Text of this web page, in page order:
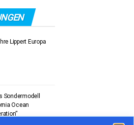
Lippert Europa
Sondermodell
Ocean